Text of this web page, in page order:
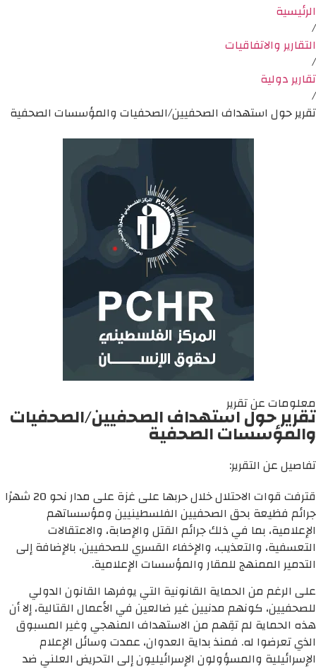
الرئيسية
/
التقارير والاتفاقيات
/
تقارير دولية
/
تقرير حول استهداف الصحفيين/الصحفيات والمؤسسات الصحفية
معلومات عن تقرير
تقرير حول استهداف الصحفيين/الصحفيات
والمؤسسات الصحفية
تفاصيل عن التقرير:
قترفت قوات الاحتلال خلال حربها على غزة على مدار نحو 20 شهرًا
جرائم فظيعة بحق الصحفيين الفلسطينيين ومؤسساتهم
الإعلامية، بما في ذلك جرائم القتل والإصابة، والاعتقالات
التعسفية، والتعذيب، والإخفاء القسري للصحفيين، بالإضافة إلى
التدمير الممنهج للمقار والمؤسسات الإعلامية.
على الرغم من الحماية القانونية التي يوفرها القانون الدولي
للصحفيين، كونهم مدنيين غير ضالعين في الأعمال القتالية، إلا أن
هذه الحماية لم تقِهم من الاستهداف المنهجي وغير المسبوق
الذي تعرضوا له. فمنذ بداية العدوان، عمدت وسائل الإعلام
الإسرائيلية والمسؤولون الإسرائيليون إلى التحريض العلني ضد